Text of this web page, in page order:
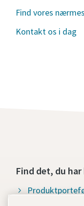
Find vores
Kontakt os i dag
Find det, du